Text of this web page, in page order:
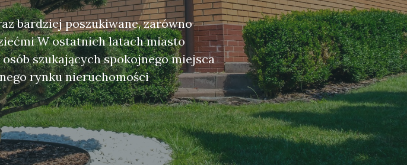
bardziej poszukiwane, zarówno
W ostatnich latach miasto
szukających spokojnego miejsca
rynku nieruchomości